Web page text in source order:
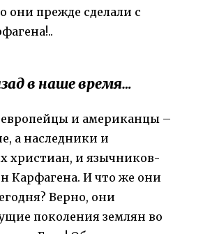
они прежде сделали с
в наше время…
и американцы –
а наследники и
христиан, и язычников-
Карфагена. И что же они
Верно, они
поколения землян во